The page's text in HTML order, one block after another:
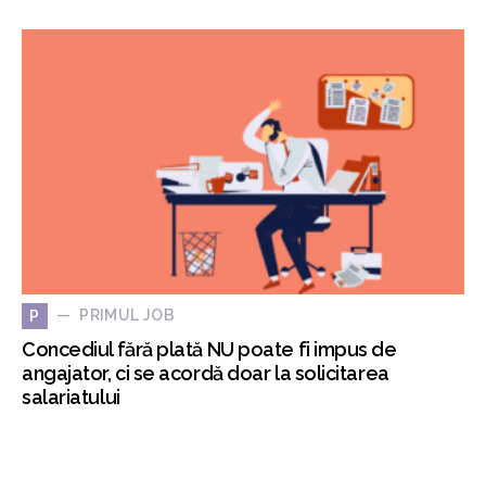
P PRIMUL JOB
Concediul fără plată NU poate fi impus de
angajator, ci se acordă doar la solicitarea
salariatului